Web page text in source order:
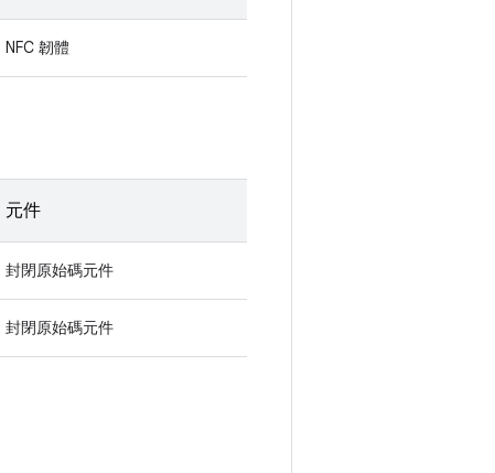
NFC 韌體
元件
封閉原始碼元件
封閉原始碼元件